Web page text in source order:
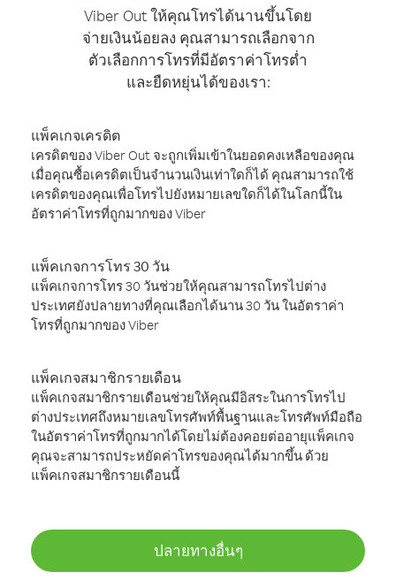
Viber Out ให้คุณโทรได้นานขึ้นโดย
จ่ายเงินน้อยลง คุณสามารถเลือกจาก
ตัวเลือกการโทรที่มีอัตราค่าโทรต่ำ
และยืดหยุ่นได้ของเรา:
แพ็คเกจเครดิต
เครดิตของ Viber Out จะถูกเพิ่มเข้าในยอดคงเหลือของคุณ
เมื่อคุณซื้อเครดิตเป็นจำนวนเงินเท่าใดก็ได้ คุณสามารถใช้
เครดิตของคุณเพื่อโทรไปยังหมายเลขใดก็ได้ในโลกนี้ใน
อัตราค่าโทรที่ถูกมากของ Viber
แพ็คเกจการโทร 30 วัน
แพ็คเกจการโทร 30 วันช่วยให้คุณสามารถโทรไปต่าง
ประเทศยังปลายทางที่คุณเลือกได้นาน 30 วัน ในอัตราค่า
โทรที่ถูกมากของ Viber
แพ็คเกจสมาชิกรายเดือน
แพ็คเกจสมาชิกรายเดือนช่วยให้คุณมีอิสระในการโทรไป
ต่างประเทศถึงหมายเลขโทรศัพท์พื้นฐานและโทรศัพท์มือถือ
ในอัตราค่าโทรที่ถูกมากได้โดยไม่ต้องคอยต่ออายุแพ็คเกจ
คุณจะสามารถประหยัดค่าโทรของคุณได้มากขึ้น ด้วย
แพ็คเกจสมาชิกรายเดือนนี้
ปลายทางอื่นๆ